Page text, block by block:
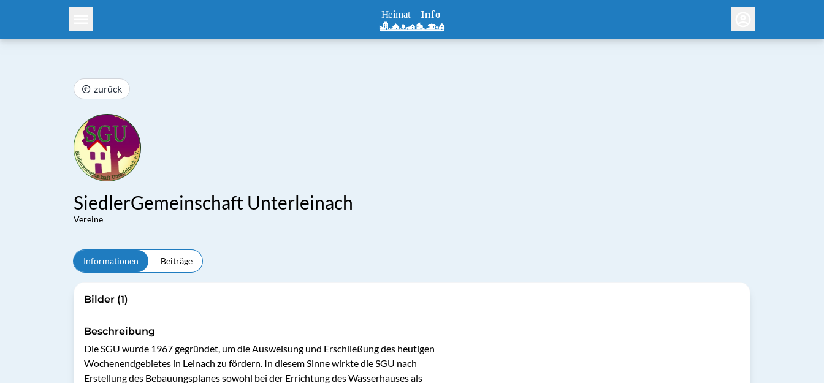
zurück
SiedlerGemeinschaft Unterleinach
Vereine
Informationen Beiträge
Bilder (1)
Beschreibung
Die SGU wurde 1967 gegründet, um die Ausweisung und Erschließung des heutigen
Wochenendgebietes in Leinach zu fördern. In diesem Sinne wirkte die SGU nach
Erstellung des Bebauungsplanes sowohl bei der Errichtung des Wasserhauses als